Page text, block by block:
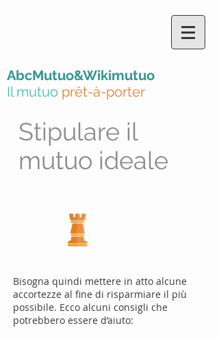
AbcMutuo&Wikimutuo
Il mutuo prêt-à-porter
Stipulare il
mutuo ideale
Bisogna quindi mettere in atto alcune
accortezze al fine di risparmiare il più
possibile. Ecco alcuni consigli che
potrebbero essere d’aiuto: